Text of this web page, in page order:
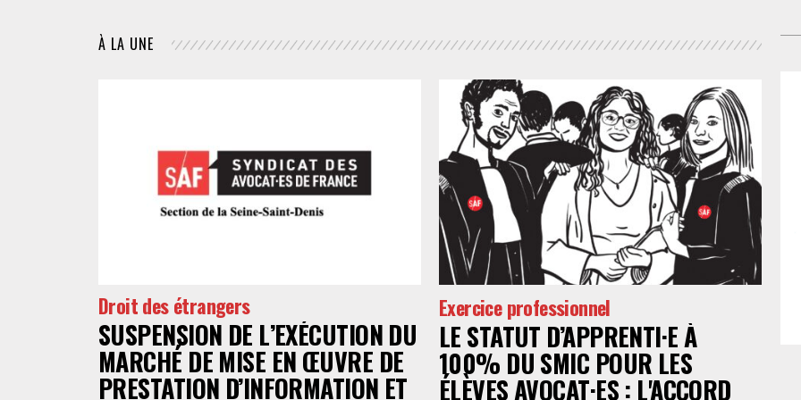
À LA UNE
Droit des étrangers
SUSPENSION DE L’EXÉCUTION DU
MARCHÉ DE MISE EN ŒUVRE DE
PRESTATION D’INFORMATION ET
Exercice professionnel
LE STATUT D’APPRENTI·E À
100% DU SMIC POUR LES
ÉLÈVES AVOCAT·ES : L'ACCORD